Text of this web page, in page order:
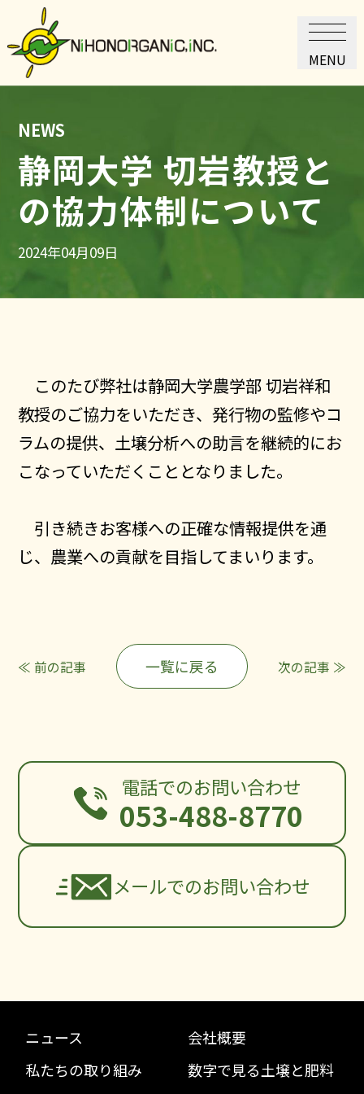
MENU
私たちの取り組み
数字で見る土壌と肥料
NEWS
静岡大学 切岩教授と
の協力体制について
2024年04月09日
このたび弊社は静岡大学農学部 切岩祥和
教授のご協力をいただき、発行物の監修やコ
ラムの提供、土壌分析への助言を継続的にお
こなっていただくこととなりました。
引き続きお客様への正確な情報提供を通
じ、農業への貢献を目指してまいります。
≪ 前の記事 一覧に戻る 次の記事 ≫
電話でのお問い合わせ
053-488-8770
メールでのお問い合わせ
ニュース
会社概要
私たちの取り組み
数字で見る土壌と肥料